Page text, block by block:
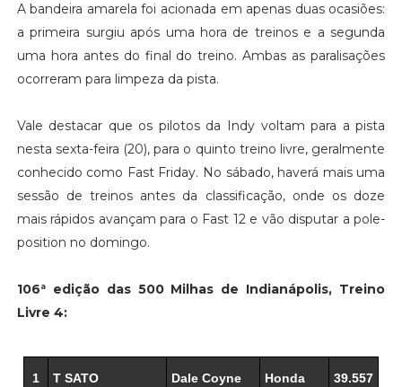
A bandeira amarela foi acionada em apenas duas ocasiões:
a primeira surgiu após uma hora de treinos e a segunda
uma hora antes do final do treino. Ambas as paralisações
ocorreram para limpeza da pista.
Vale destacar que os pilotos da Indy voltam para a pista
nesta sexta-feira (20), para o quinto treino livre, geralmente
conhecido como Fast Friday. No sábado, haverá mais uma
sessão de treinos antes da classificação, onde os doze
mais rápidos avançam para o Fast 12 e vão disputar a pole-
position no domingo.
106ª edição das 500 Milhas de Indianápolis, Treino
Livre 4:
1 T SATO Dale Coyne Honda 39.557